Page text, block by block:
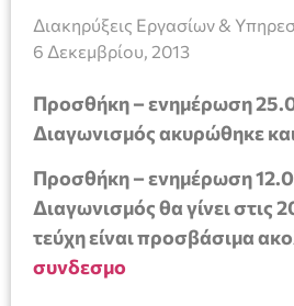
Διακηρύξεις Εργασίων &
6 Δεκεμβρίου, 2013
Προσθήκη – ενημέρωση
Διαγωνισμός ακυρώθηκε
Προσθήκη – ενημέρωση
Διαγωνισμός θα γίνει στις
τεύχη είναι προσβάσιμα
συνδεσμο